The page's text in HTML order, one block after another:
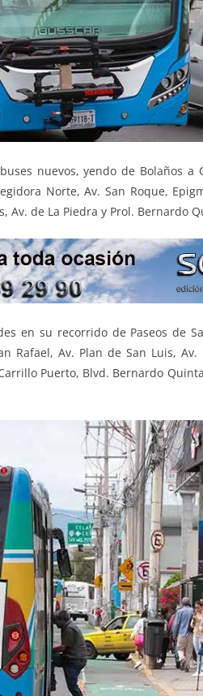
nuevos, yendo de Bolaños a
Norte, Av. San Roque,
Av. de La Piedra y Prol. Bernardo
en su recorrido de Paseos de
Rafael, Av. Plan de San Luis, Av.
Puerto, Blvd. Bernardo